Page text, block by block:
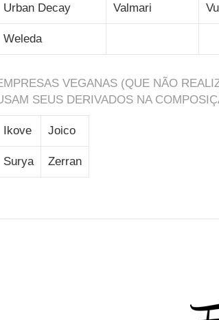
Urban Decay Valmari
Weleda
VEGANAS (QUE NÃO
SEUS DERIVADOS NA
Ikove Joico
Surya Zerran